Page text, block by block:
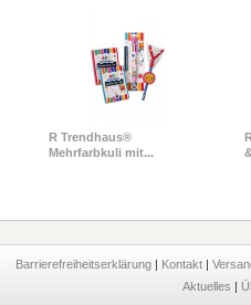
R Trendhaus®
Mehrfarbkuli mit...
Barrierefreiheitserklärung Kontakt
Aktuelles |